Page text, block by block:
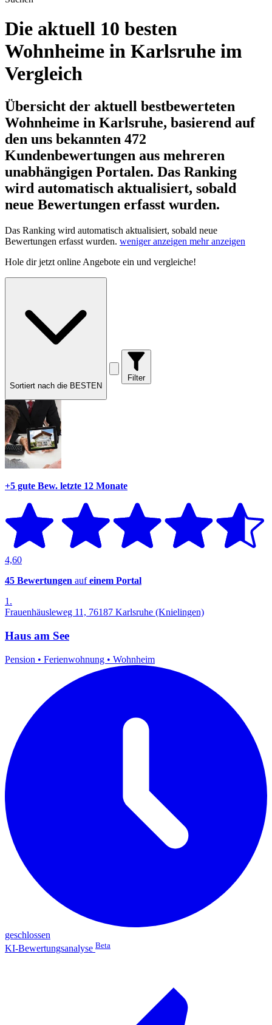
Die aktuell 10 besten
Wohnheime in Karlsruhe im
Vergleich
Übersicht der aktuell bestbewerteten
Wohnheime in Karlsruhe, basierend auf
den uns bekannten 472
Kundenbewertungen aus mehreren
unabhängigen Portalen. Das Ranking
wird automatisch aktualisiert, sobald
neue Bewertungen erfasst wurden.
Das Ranking wird automatisch aktualisiert, sobald neue
Bewertungen erfasst wurden. weniger anzeigen mehr anzeigen
Hole dirjetzt online Angebote ein und vergleiche!
Sortiert nach die BESTEN
Filter
+5 gute Bew. letzte 12 Monate
4,60
45 Bewertungen aufeinem Portal
1.
Frauenhäusleweg 11, 76187 Karlsruhe (Knielingen)
Haus am See
Pension • Ferienwohnung • Wohnheim
geschlossen
KI-Bewertungsanalyse Beta